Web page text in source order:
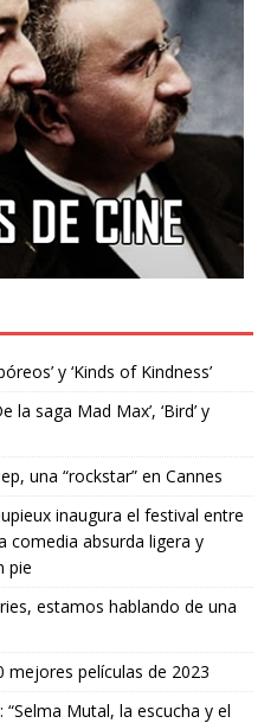
y ‘Kinds of Kindness’
la saga Mad Max’, ‘Bird’ y
una “rockstar” en Cannes
inaugura el festival entre
comedia absurda ligera y
pie
estamos hablando de una
mejores películas de 2023
“Selma Mutal, la escucha y el